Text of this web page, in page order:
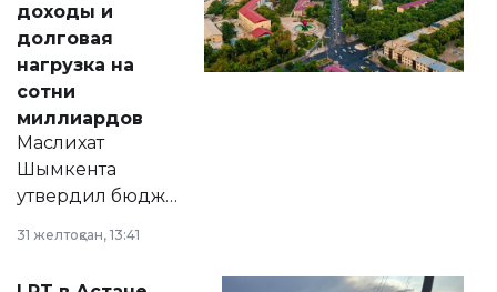
доходы и
долговая
нагрузка на
сотни
миллиардов
Маслихат
Шымкента
утвердил бюджет
2028 годы.
31 желтоқсан, 13:41